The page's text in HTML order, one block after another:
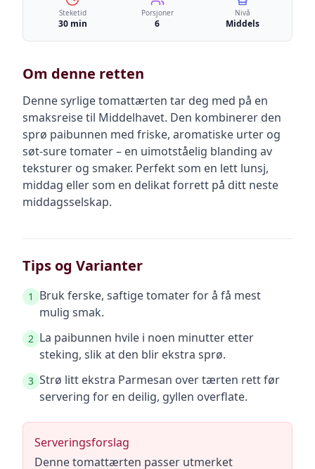
Steketid
30 min
Porsjoner
6
Nivå
Middels
Om denne retten
Denne syrlige tomattærten tar deg med på en
smaksreise til Middelhavet. Den kombinerer den
sprø paibunnen med friske, aromatiske urter og
søt-sure tomater – en uimotståelig blanding av
teksturer og smaker. Perfekt som en lett lunsj,
middag eller som en delikat forrett på ditt neste
middagsselskap.
Tips og Varianter
1
Bruk ferske, saftige tomater for å få mest
mulig smak.
2 La paibunnen hvile i noen minutter etter
steking, slik at den blir ekstra sprø.
3 Strø litt ekstra Parmesan over tærten rett før
servering for en deilig, gyllen overflate.
Serveringsforslag
Denne tomattærten passer utmerket